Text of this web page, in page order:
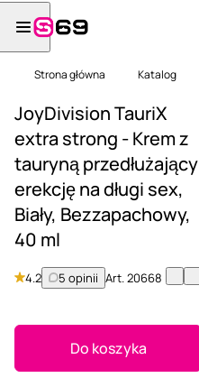
Strona główna Katalog
JoyDivision TauriX
extra strong - Krem z
tauryną przedłużający
erekcję na długi sex,
Biały, Bezzapachowy,
40 ml
4.2 5 opinii Art.20668
Do koszyka